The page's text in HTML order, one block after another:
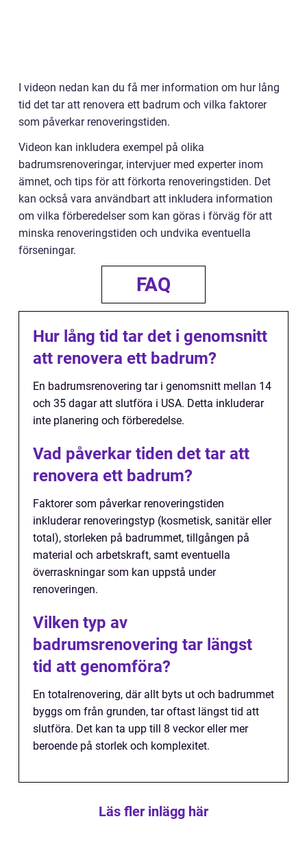
I videon nedan kan du få mer information om hur lång
tid det tar att renovera ett badrum och vilka faktorer
som påverkar renoveringstiden.
Videon kan inkludera exempel på olika
badrumsrenoveringar, intervjuer med experter inom
ämnet, och tips för att förkorta renoveringstiden. Det
kan också vara användbart att inkludera information
om vilka förberedelser som kan göras i förväg för att
minska renoveringstiden och undvika eventuella
förseningar.
FAQ
Hur lång tid tar det i genomsnitt
att renovera ett badrum?
En badrumsrenovering tar i genomsnitt mellan 14
och 35 dagar att slutföra i USA. Detta inkluderar
inte planering och förberedelse.
Vad påverkar tiden det tar att
renovera ett badrum?
Faktorer som påverkar renoveringstiden
inkluderar renoveringstyp (kosmetisk, sanitär eller
total), storleken på badrummet, tillgången på
material och arbetskraft, samt eventuella
överraskningar som kan uppstå under
renoveringen.
Vilken typ av
badrumsrenovering tar längst
tid att genomföra?
En totalrenovering, där allt byts ut och badrummet
byggs om från grunden, tar oftast längst tid att
slutföra. Det kan ta upp till 8 veckor eller mer
beroende på storlek och komplexitet.
Läs fler inlägg här